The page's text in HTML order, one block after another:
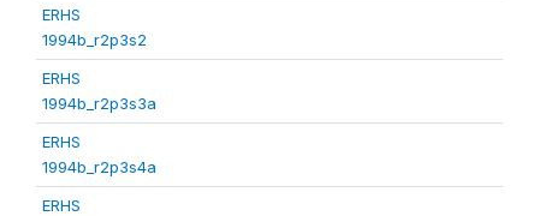
ERHS
1994b_r2p3s2
ERHS
1994b_r2p3s3a
ERHS
1994b_r2p3s4a
ERHS